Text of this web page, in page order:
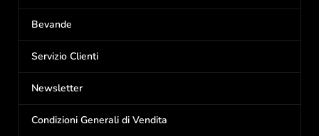
Bevande
Servizio Clienti
Newsletter
Condizioni Generali di Vendita